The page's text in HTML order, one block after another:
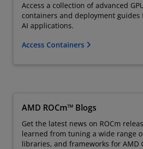
Access a collection of advanced
containers and deployment guides
AI applications.
Access Containers
AMD ROCm™ Blogs
Get the latest news on ROCm
learned from tuning a wide range
libraries, and frameworks for AMD